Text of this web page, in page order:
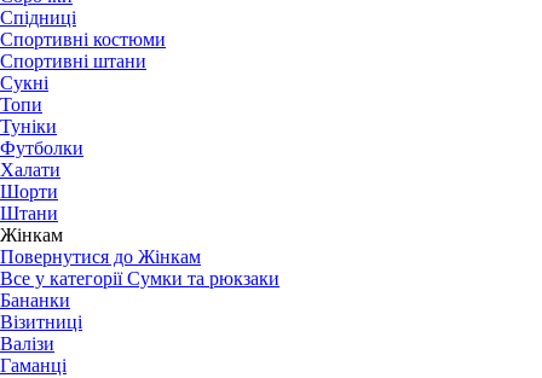
Спідниці
Спортивні костюми
Спортивні штани
Сукні
Топи
Туніки
Футболки
Халати
Шорти
Штани
Жінкам
Повернутися до Жінкам
Все у категорії Сумки та рюкзаки
Бананки
Візитниці
Валізи
Гаманці